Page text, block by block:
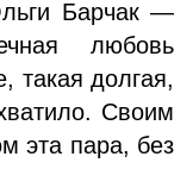
Барчак —
любовь
такая долгая,
Своим
эта пара, без